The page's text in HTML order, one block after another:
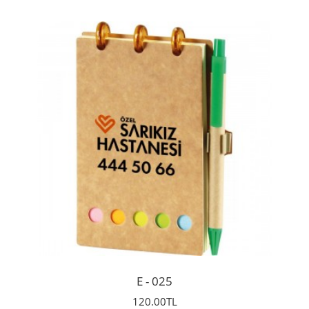
İncele
E - 025
120.00TL